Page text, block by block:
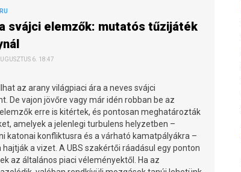
svájci elemzők: mutatós tűzijáték
6. 18:47
az arany világpiaci ára a neves svájci
De vajon jövőre vagy már idén robban be az
erre is kitértek, és pontosan meghatározták
amelyek a jelenlegi turbulens helyzetben –
katonai konfliktusra és a várható kamatpályákra –
a vizet. A UBS szakértői ráadásul egy ponton
az általános piaci véleményektől. Ha az